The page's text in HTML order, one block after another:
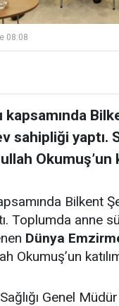
08:08
kapsamında
sahipliği yaptı.
Bilkent
Toplumda anne
Dünya
Okumuş’un
Genel